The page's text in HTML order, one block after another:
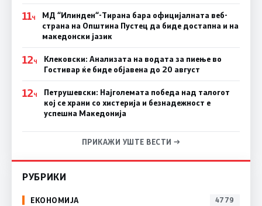
11Ч
МД “Илинден“-Тирана бара официјалната веб-
страна на Општина Пустец да биде достапна и на
македонски јазик
12Ч
Клековски: Анализата на водата за пиење во
Гостивар ќе биде објавена до 20 август
12Ч
Петрушевски: Најголемата победа над талогот
кој се храни со хистерија и безнадежност е
успешна Македонија
ПРИКАЖИ УШТЕ ВЕСТИ →
РУБРИКИ
ЕКОНОМИЈА 4779